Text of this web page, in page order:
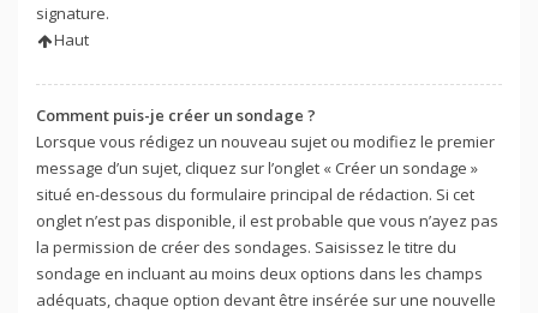
signature.
Haut
Comment puis-je créer un sondage ?
Lorsque vous rédigez un nouveau sujet ou modifiez le premier
message d’un sujet, cliquez sur l’onglet « Créer un sondage »
situé en-dessous du formulaire principal de rédaction. Si cet
onglet n’est pas disponible, il est probable que vous n’ayez pas
la permission de créer des sondages. Saisissez le titre du
sondage en incluant au moins deux options dans les champs
adéquats, chaque option devant être insérée sur une nouvelle